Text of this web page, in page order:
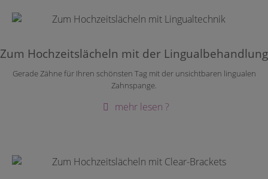
Zum Hochzeitslächeln mit der Lingualbehandlung
Gerade Zähne für Ihren schönsten Tag mit der unsichtbaren lingualen
Zahnspange.
mehr lesen ?